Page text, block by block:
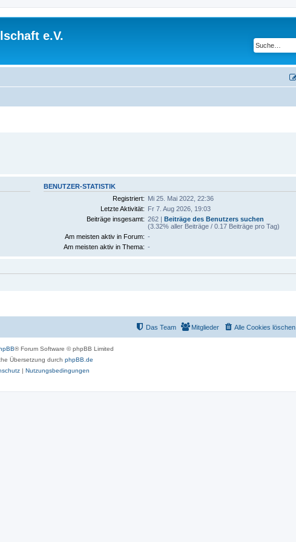
e.V.
BENUTZER-STATISTIK
Registriert: Mi 25. Mai 2022, 22:36
Letzte Aktivität: Fr 7. Aug 2026, 19:03
Beiträge insgesamt: 262 | Beiträge des Benutzers suchen
(3.32% aller Beiträge / 0.17 Beiträge pro Tag)
Am meisten aktiv in Forum: -
Am meisten aktiv in Thema: -
Alle Cookies löschen
Mitglieder
Das Team
® Forum Software © phpBB Limited
Übersetzung durch phpBB.de
| Nutzungsbedingungen